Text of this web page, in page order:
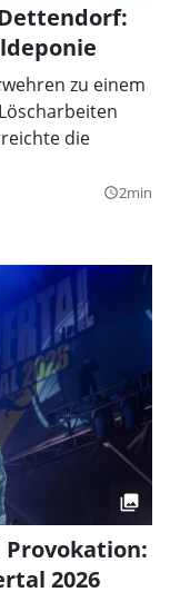
zu einem
die
query_builder2min
Provokation:
2026